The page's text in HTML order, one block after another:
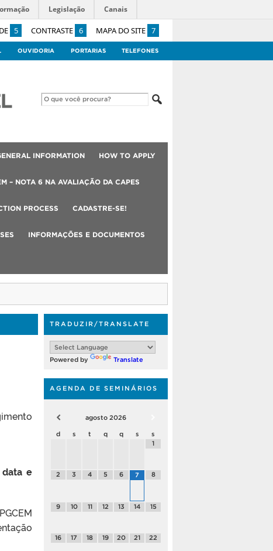
5 CONTRASTE 6 MAPA DO SITE 7
Legislação Canais
OUVIDORIA PORTARIAS TELEFONES
INFORMATION HOW TO APPLY
– NOTA 6 NA AVALIAÇÃO DA CAPES
PROCESS CADASTRE-SE!
INFORMAÇÕES E DOCUMENTOS
e
TRADUZIR/TRANSLATE
Powered by Translate
AGENDA DE SEMINÁRIOS
agosto 2026
d s t q q s
s
1
2 3 4 5 6 7 8
9 10 11 12 13 14 15
16 17 18 19 20 21 22